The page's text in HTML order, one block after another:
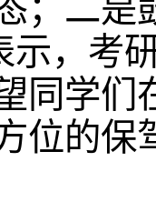
；二是
示，考
同学们
位的保